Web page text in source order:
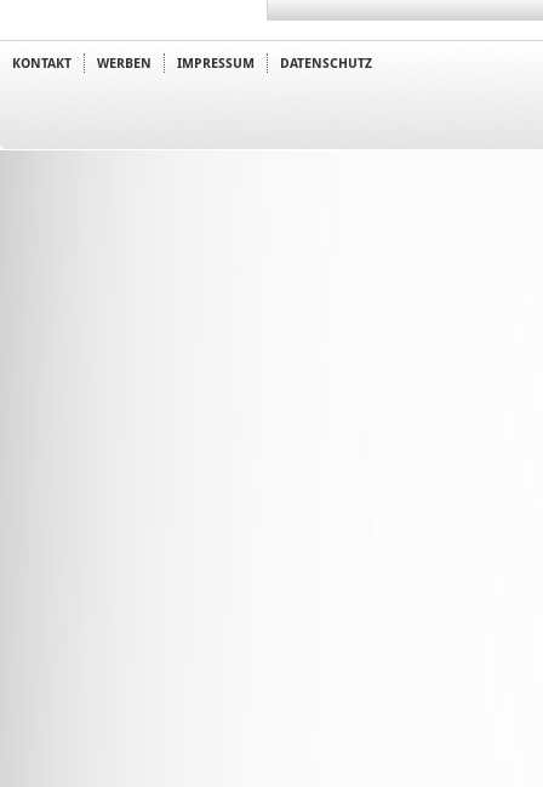
KONTAKT WERBEN IMPRESSUM DATENSCHUTZ